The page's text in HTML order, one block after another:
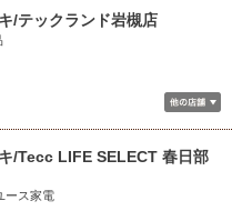
/テックランド岩槻店
/Tecc LIFE SELECT 春日部
ース家電